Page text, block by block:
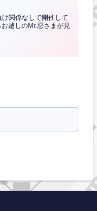
関係なしで開催して
越しのMr.忍さまが見